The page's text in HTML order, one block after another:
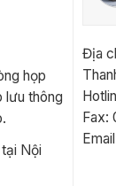
họp
lưu thông
Nội
Địa
Fax: